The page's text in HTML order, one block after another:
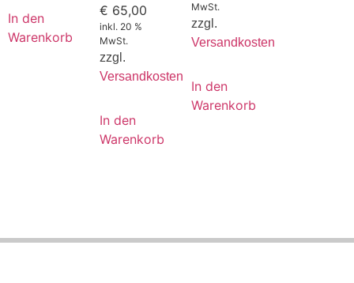
In den
Warenkorb
€ 65,00
inkl. 20 %
MwSt.
zzgl.
Versandkosten
In den
Warenkorb
MwSt.
zzgl.
Versandkosten
In den
Warenkorb